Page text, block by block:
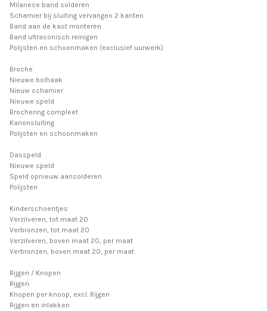
Milanese band solderen
Scharnier bij sluiting vervangen 2 kanten
Band aan de kast monteren
Band ultrasonisch reinigen
Polijsten en schoonmaken (exclusief uurwerk)
Broche
Nieuwe bolhaak
Nieuw scharnier
Nieuwe speld
Brochering compleet
Kanonsluiting
Polijsten en schoonmaken
Dasspeld
Nieuwe speld
Speld opnieuw aansolderen
Polijsten
Kinderschoentjes
Verzilveren, tot maat 20
Verbronzen, tot maat 20
Verzilveren, boven maat 20, per maat
Verbronzen, boven maat 20, per maat
Rijgen / Knopen
Rijgen
Knopen per knoop, excl. Rijgen
Rijgen en inlakken